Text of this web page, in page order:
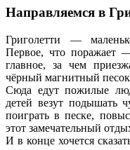
Направляемся в
Григолетти —
Первое, что поражает
главное, за чем
чёрный магнитный
Сюда едут пожилые
детей везут подышать
поиграть в песке,
этот замечательный
И в конце хочется